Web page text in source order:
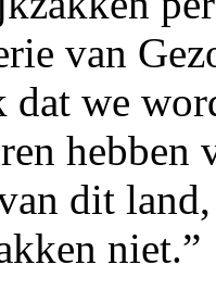
van
we
dit
niet.”